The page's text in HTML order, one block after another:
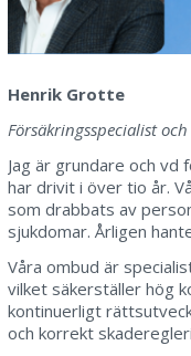
Henrik Grotte
Försäkringsspecialist
Jag är grundare och vd
har drivit i över tio år.
som drabbats av
sjukdomar. Årligen
Våra ombud är
vilket säkerställer hög
kontinuerligt
och korrekt